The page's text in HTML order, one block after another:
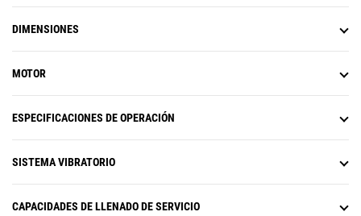
DIMENSIONES
MOTOR
ESPECIFICACIONES DE OPERACIÓN
SISTEMA VIBRATORIO
CAPACIDADES DE LLENADO DE SERVICIO